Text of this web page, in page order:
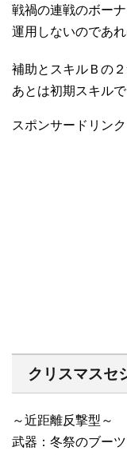
戦禍の連戦のボー
運用しないのであ
補助とスキルＢの
あとは初期スキル
スポンサードリンク
クリスマスセ
～近距離反撃型～
武器：冬祭のブーツ